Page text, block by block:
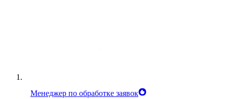
Менеджер по обработке заявок